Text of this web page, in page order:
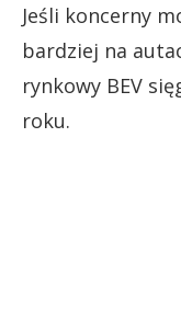
Jeśli koncerny
bardziej na
rynkowy BEV
roku.